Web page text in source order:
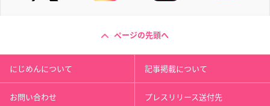
ページの先頭へ
にじめんについて 記事掲載について
お問い合わせ プレスリリース送付先